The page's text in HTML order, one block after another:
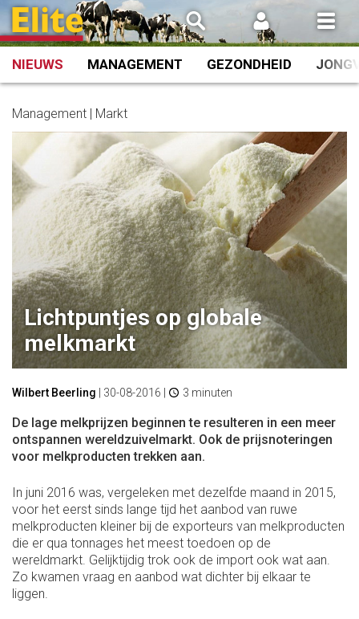
Spring
naar
inhoud
NIEUWS MANAGEMENT GEZONDHEID
Management | Markt
Lichtpuntjes op globale
melkmarkt
Wilbert Beerling 30-08-2016 3 minuten
De lage melkprijzen beginnen te resulteren in een meer
ontspannen wereldzuivelmarkt. Ook de prijsnoteringen
voor melkproducten trekken aan.
In juni 2016 was, vergeleken met dezelfde maand in 2015,
voor het eerst sinds lange tijd het aanbod van ruwe
melkproducten kleiner bij de exporteurs van melkproducten
die er qua tonnages het meest toedoen op de
wereldmarkt. Gelijktijdig trok ook de import ook wat aan.
Zo kwamen vraag en aanbod wat dichter bij elkaar te
liggen.